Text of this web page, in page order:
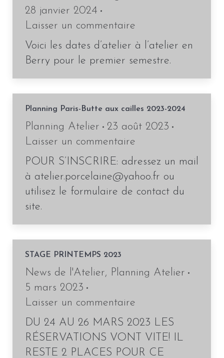
28 janvier 2024
Laisser un commentaire
Voici les dates d’atelier à l’atelier en
Berry pour le premier semestre.
Planning Paris-Butte aux cailles 2023-2024
Planning Atelier
23 août 2023
Laisser un commentaire
POUR S’INSCRIRE: adressez un mail
à atelier.porcelaine@yahoo.fr ou
utilisez le formulaire de contact du
site.
STAGE PRINTEMPS 2023
News de l'Atelier, Planning Atelier
5 mars 2023
Laisser un commentaire
DU 24 AU 26 MARS 2023 LES
RÉSERVATIONS VONT VITE! IL
RESTE 2 PLACES POUR CE